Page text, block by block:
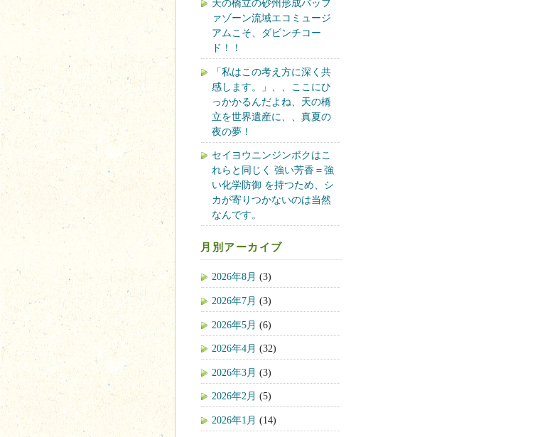
天の橋立の砂州形成バッフ
ァゾーン流域エコミュージ
アムこそ、ダビンチコー
ド！！
「私はこの考え方に深く共
感します。」、、ここにひ
っかかるんだよね、天の橋
立を世界遺産に、、真夏の
夜の夢！
セイヨウニンジンボクはこ
れらと同じく 強い芳香＝強
い化学防御 を持つため、シ
カが寄りつかないのは当然
なんです。
月別アーカイブ
2026年8月 (3)
2026年7月 (3)
2026年5月 (6)
2026年4月 (32)
2026年3月 (3)
2026年2月 (5)
2026年1月 (14)